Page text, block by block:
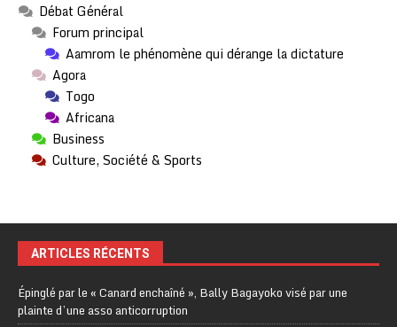
Débat Général
Forum principal
Aamrom le phénomène qui dérange la dictature
Agora
Togo
Africana
Business
Culture, Société & Sports
ARTICLES RÉCENTS
Épinglé par le « Canard enchaîné », Bally Bagayoko visé par une
plainte d’une asso anticorruption